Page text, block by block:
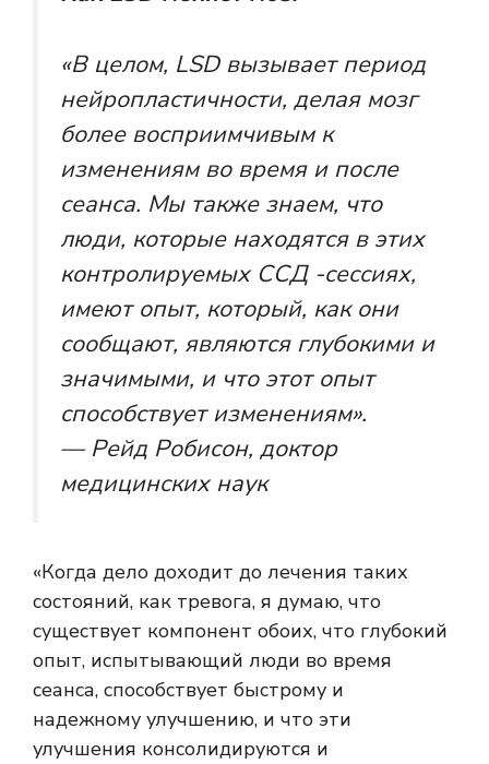
«В целом, LSD вызывает период
нейропластичности, делая мозг
более восприимчивым к
изменениям во время и после
сеанса. Мы также знаем, что
люди, которые находятся в этих
контролируемых ССД -сессиях,
имеют опыт, который, как они
сообщают, являются глубокими и
значимыми, и что этот опыт
способствует изменениям».
— Рейд Робисон, доктор
медицинских наук
«Когда дело доходит до лечения таких
состояний, как тревога, я думаю, что
существует компонент обоих, что глубокий
опыт, испытывающий люди во время
сеанса, способствует быстрому и
надежному улучшению, и что эти
улучшения консолидируются и